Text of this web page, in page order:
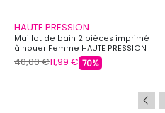
HAUTE PRESSION
Maillot de bain 2 pièces imprimé
à nouer Femme HAUTE PRESSION
40,00 €11,99 € 70%